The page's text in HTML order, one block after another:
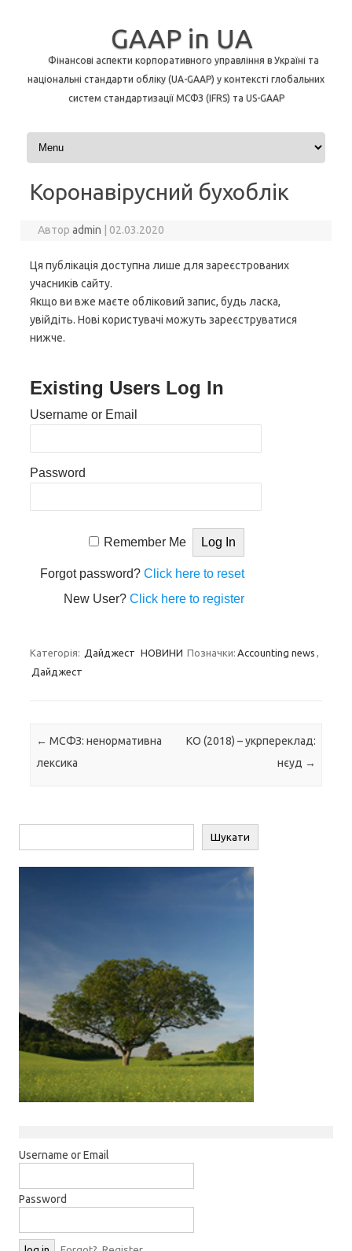
GAAP in UA
Фінансові аспекти корпоративного управління в Україні та
національні стандарти обліку (UA-GAAP) у контексті глобальних
систем стандартизації МСФЗ (IFRS) та US-GAAP
Перейти до контенту
Коронавірусний бухоблік
Авторadmin 02.03.2020
Ця публікація доступна лише для зареєстрованих
учасників сайту.
Якщо ви вже маєте обліковий запис, будь ласка,
увійдіть. Нові користувачі можуть зареєструватися
нижче.
Existing Users Log In
Username or Email
Password
Remember Me
Forgot password?Click here to reset
New User?Click here to register
Категорія: Дайджест НОВИНИ Позначки: Accounting news ,
Дайджест
Навігація по запису
← МСФЗ: ненормативна
лексика
КО (2018) – укрпереклад:
нєуд →
Шукати
Username or Email
Password